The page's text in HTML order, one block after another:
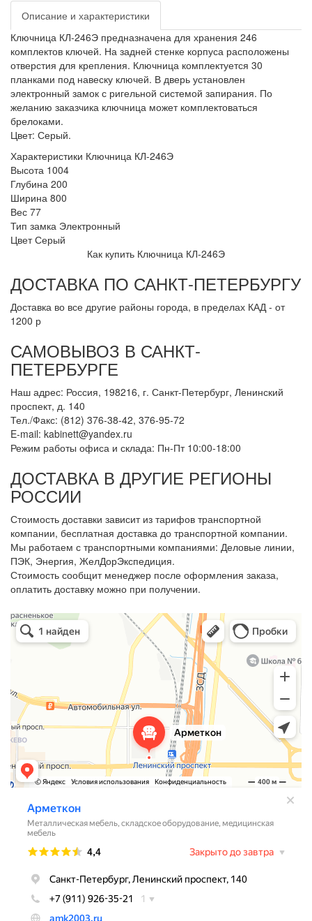
Описание и характеристики
Ключница КЛ-246Э предназначена для хранения 246
комплектов ключей. На задней стенке корпуса расположены
отверстия для крепления. Ключница комплектуется 30
планками под навеску ключей. В дверь установлен
электронный замок с ригельной системой запирания. По
желанию заказчика ключница может комплектоваться
брелоками.
Цвет: Серый.
Характеристики Ключница КЛ-246Э
Высота 1004
Глубина 200
Ширина 800
Вес 77
Тип замка Электронный
Цвет Серый
Как купить Ключница КЛ-246Э
ДОСТАВКА ПО САНКТ-ПЕТЕРБУРГУ
Доставка во все другие районы города, в пределах КАД - от
1200 р
САМОВЫВОЗ В САНКТ-
ПЕТЕРБУРГЕ
Наш адрес: Россия, 198216, г. Санкт-Петербург, Ленинский
проспект, д. 140
Тел./Факс: (812) 376-38-42, 376-95-72
E-mail: kabinett@yandex.ru
Режим работы офиса и склада: Пн-Пт 10:00-18:00
ДОСТАВКА В ДРУГИЕ РЕГИОНЫ
РОССИИ
Стоимость доставки зависит из тарифов транспортной
компании, бесплатная доставка до транспортной компании.
Мы работаем с транспортными компаниями: Деловые линии,
ПЭК, Энергия, ЖелДорЭкспедиция.
Стоимость сообщит менеджер после оформления заказа,
оплатить доставку можно при получении.
Арметкон
Металлическая мебель в Санкт‑Петербурге
Торговое оборудование в Санкт‑Петербурге